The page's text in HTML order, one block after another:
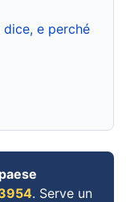
e perché
. Serve un